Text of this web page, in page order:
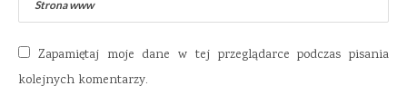
Zapamiętaj moje dane w tej przeglądarce podczas pisania
kolejnych komentarzy.